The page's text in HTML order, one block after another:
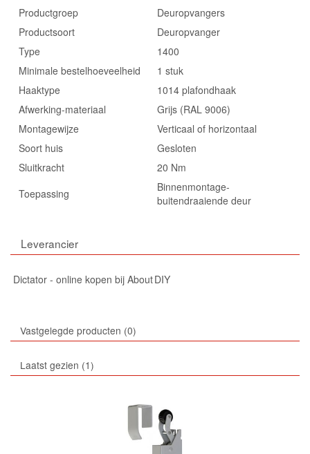
Productgroep
Deuropvangers
Productsoort
Deuropvanger
Type
1400
Minimale bestelhoeveelheid
1 stuk
Haaktype
1014 plafondhaak
Afwerking-materiaal
Grijs (RAL 9006)
Montagewijze
Verticaal of horizontaal
Soort huis
Gesloten
Sluitkracht
20 Nm
Toepassing
Binnenmontage-
buitendraaiende deur
Leverancier
Dictator - online kopen bij About DIY
Vastgelegde producten 0
Laatst gezien 1